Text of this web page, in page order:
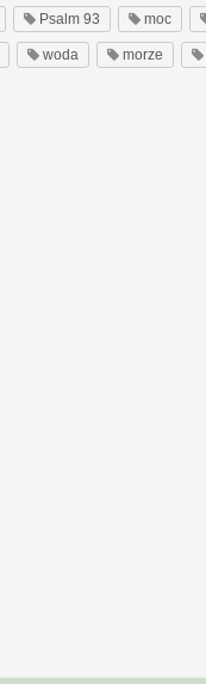
Psalm 93 moc
woda morze